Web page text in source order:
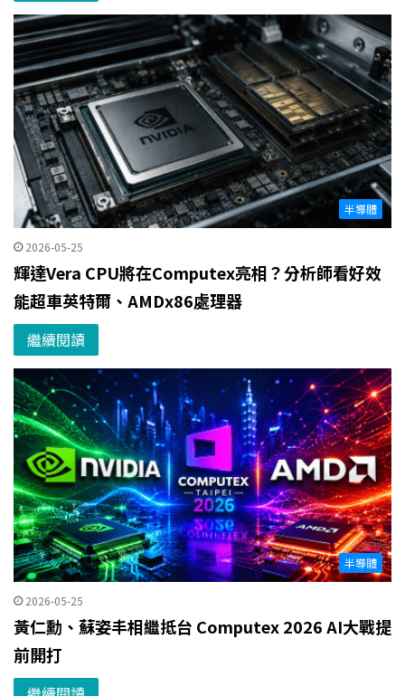
半導體
2026-05-25
輝達Vera CPU將在Computex亮相？分析師看好效
能超車英特爾、AMDx86處理器
繼續閱讀
半導體
2026-05-25
黃仁勳、蘇姿丰相繼抵台 Computex 2026 AI大戰提
前開打